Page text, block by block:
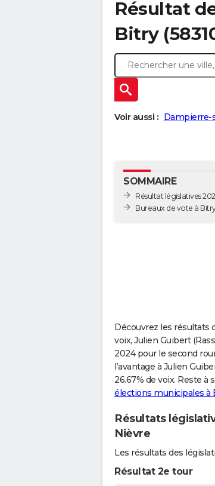
Résultat
Bitry
Voir aussi : Dampierre-
SOMMAIRE
Résultat législatives
Bureaux de vote à
Découvrez les résultats
voix, Julien Guibert
2024 pour le second
l’avantage à Julien
26.67% de voix. Reste
élections municipales à
Résultats
Nièvre
Les résultats des
Résultat 2e tour